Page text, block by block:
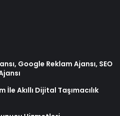
Google Reklam Ajansı, SEO
İle Akıllı Dijital Taşımacılık